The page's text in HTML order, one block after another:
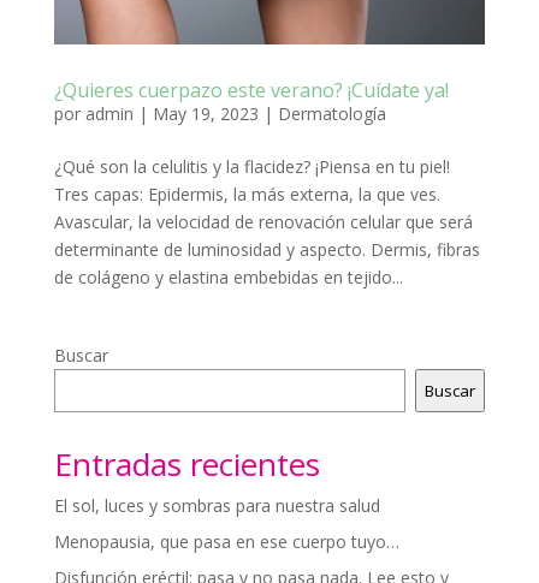
¿Quieres cuerpazo este verano? ¡Cuídate ya!
por admin | May 19, 2023 | Dermatología
¿Qué son la celulitis y la flacidez? ¡Piensa en tu piel!
Tres capas: Epidermis, la más externa, la que ves.
Avascular, la velocidad de renovación celular que será
determinante de luminosidad y aspecto. Dermis, fibras
de colágeno y elastina embebidas en tejido...
Buscar
Buscar
Entradas recientes
El sol, luces y sombras para nuestra salud
Menopausia, que pasa en ese cuerpo tuyo…
Disfunción eréctil: pasa y no pasa nada. Lee esto y